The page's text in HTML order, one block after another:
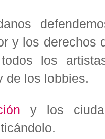
y los derechos
los
de los lobbies.
y los